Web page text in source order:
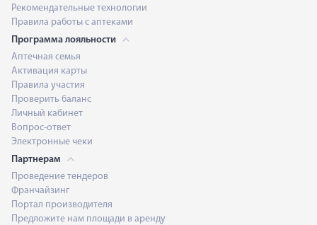
Рекомендательные технологии
Правила работы с аптеками
Программа лояльности
Аптечная семья
Активация карты
Правила участия
Проверить баланс
Личный кабинет
Вопрос-ответ
Электронные чеки
Партнерам
Проведение тендеров
Франчайзинг
Портал производителя
Предложите нам площади в аренду